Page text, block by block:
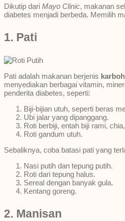
Dikutip dari Mayo Clinic, makanan
diabetes menjadi berbeda. Memilih
1. Pati
Pati adalah makanan berjenis
menyediakan berbagai vitamin,
penderita diabetes, seperti:
Biji-bijian utuh, seperti beras
Ubi jalar yang dipanggang.
Roti berbiji, entah biji rami,
Roti gandum utuh.
Sebaliknya, coba batasi pati yang
Nasi putih dan tepung putih.
Roti dari tepung halus.
Sereal dengan banyak gula.
Kentang goreng.
2. Manisan